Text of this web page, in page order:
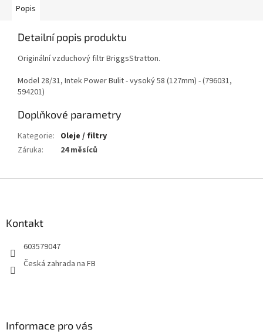
Popis
Detailní popis produktu
Originální vzduchový filtr BriggsStratton.
Model 28/31, Intek Power Bulit - vysoký 58 (127mm) - (796031,
594201)
Doplňkové parametry
Kategorie: Oleje / filtry
Záruka: 24 měsíců
Kontakt
603579047
Česká zahrada na FB
Informace pro vás